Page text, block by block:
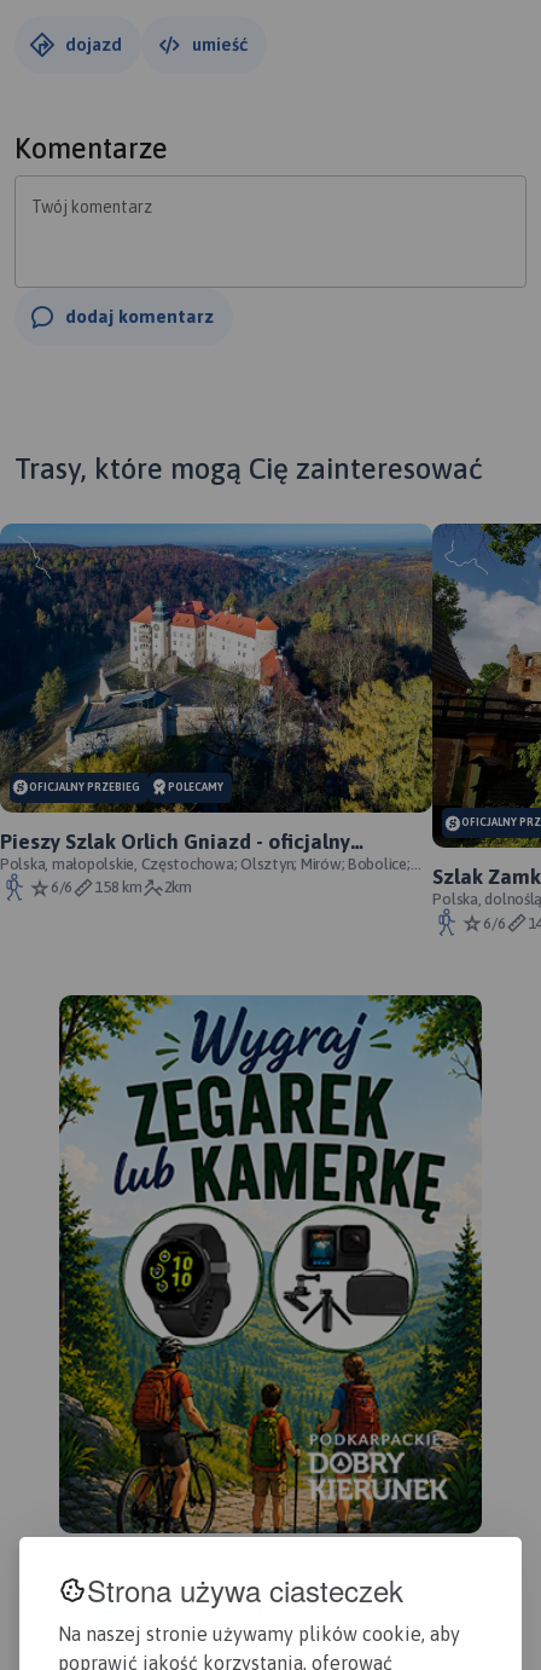
Strona używa ciasteczek
Na naszej stronie używamy plików cookie, aby
poprawić jakość korzystania, oferować
dojazd umieść
Komentarze
Twój komentarz
dodaj komentarz
Trasy, które mogą Cię zainteresować
OFICJALNY PRZEBIEG POLECAMY
Pieszy Szlak Orlich Gniazd - oficjalny
przebieg szlaku
Polska, małopolskie, Częstochowa; Olsztyn; Mirów; Bobolice;
Morsko; Ogrodzieniec; Pilica; Smoleń; By
6/6 158 km 2km
OFICJALNY
Szlak
przebieg
Polska,
Śląskie, powiat
6/6